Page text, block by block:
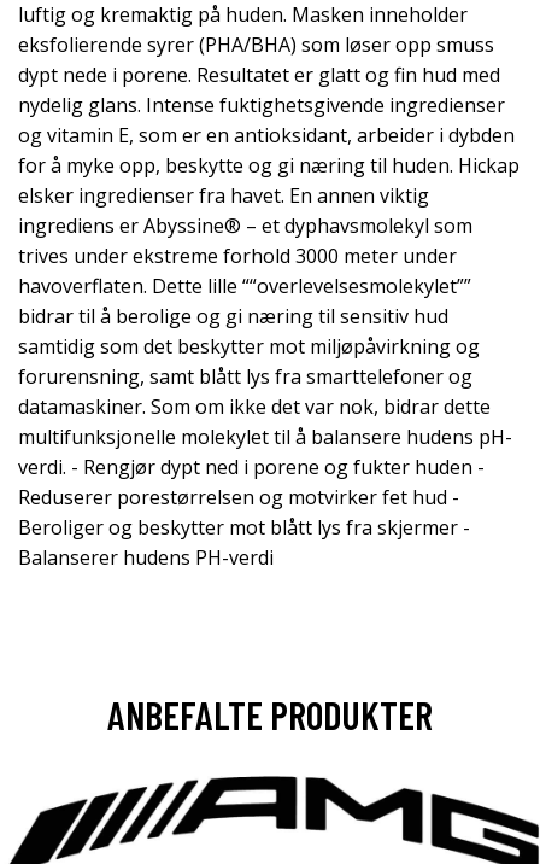
luftig og kremaktig på huden. Masken inneholder
eksfolierende syrer (PHA/BHA) som løser opp smuss
dypt nede i porene. Resultatet er glatt og fin hud med
nydelig glans. Intense fuktighetsgivende ingredienser
og vitamin E, som er en antioksidant, arbeider i dybden
for å myke opp, beskytte og gi næring til huden. Hickap
elsker ingredienser fra havet. En annen viktig
ingrediens er Abyssine® – et dyphavsmolekyl som
trives under ekstreme forhold 3000 meter under
havoverflaten. Dette lille ““overlevelsesmolekylet””
bidrar til å berolige og gi næring til sensitiv hud
samtidig som det beskytter mot miljøpåvirkning og
forurensning, samt blått lys fra smarttelefoner og
datamaskiner. Som om ikke det var nok, bidrar dette
multifunksjonelle molekylet til å balansere hudens pH-
verdi. - Rengjør dypt ned i porene og fukter huden -
Reduserer porestørrelsen og motvirker fet hud -
Beroliger og beskytter mot blått lys fra skjermer -
Balanserer hudens PH-verdi
ANBEFALTE PRODUKTER